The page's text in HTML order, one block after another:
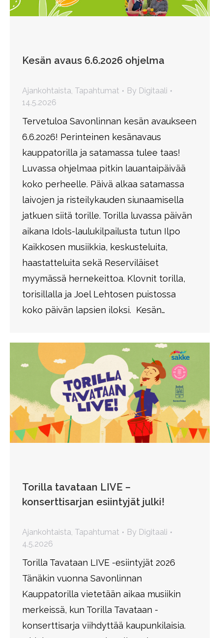
Kesän avaus 6.6.2026 ohjelma
Ajankohtaista Tapahtumat By Digitaali
14.5.2026
Tervetuloa Savonlinnan kesän avaukseen
6.6.2026! Perinteinen kesänavaus
kauppatorilla ja satamassa tulee taas!
Luvassa ohjelmaa pitkin lauantaipäivää
koko perheelle. Päivä alkaa satamassa
laivojen ja risteilykauden siunaamisella
jatkuen siitä torille. Torilla luvassa päivän
aikana Idols-laulukilpailusta tutun Ilpo
Kaikkosen musiikkia, keskusteluita,
haastatteluita sekä Reserviläiset
myymässä hernekeittoa. Klovnit torilla,
torisillalla ja Joel Lehtosen puistossa
koko päivän lapsien iloksi. Kesän…
Torilla tavataan LIVE –
konserttisarjan esiintyjät julki!
Ajankohtaista Tapahtumat By Digitaali
4.5.2026
Torilla Tavataan LIVE -esiintyjät 2026
Tänäkin vuonna Savonlinnan
Kauppatorilla vietetään aikaa musiikin
merkeissä, kun Torilla Tavataan -
konserttisarja viihdyttää kaupunkilaisia.